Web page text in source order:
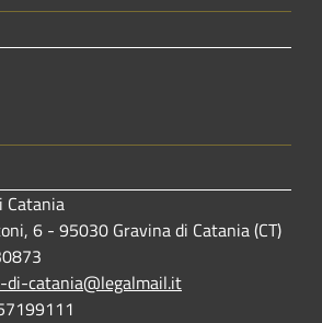
Catania
6 - 95030 Gravina di Catania (CT)
di-catania@legalmail.it